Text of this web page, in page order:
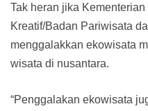
Tak heran jika
Kreatif/Badan Pariwisata
menggalakkan ekowisata
wisata di nusantara.
“Penggalakan ekowisata